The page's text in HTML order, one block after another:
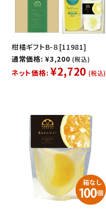
柑橘ギフトB-８[11981]
通常価格: ¥3,200 (税込)
ネット価格: ¥2,720 (税込)